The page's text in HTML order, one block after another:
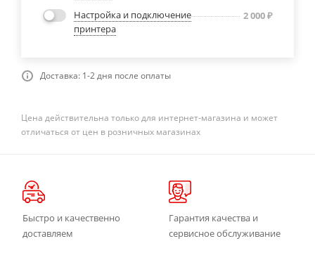
Настройка и подключение
принтера
2 000₽
Доставка: 1-2 дня после оплаты
Цена действительна только для интернет-магазина и может
отличаться от цен в розничных магазинах
Быстро и качественно
доставляем
Гарантия качества и
сервисное обслуживание